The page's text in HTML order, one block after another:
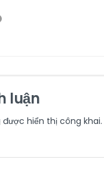
luận
được hiển thị công khai.